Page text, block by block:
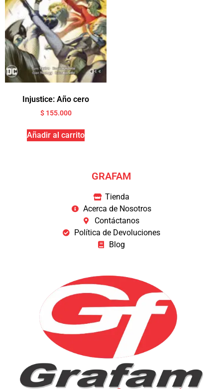
Injustice: Año cero
$155.000
Añadir al carrito
GRAFAM
Tienda
Acerca de Nosotros
Contáctanos
Política de Devoluciones
Blog